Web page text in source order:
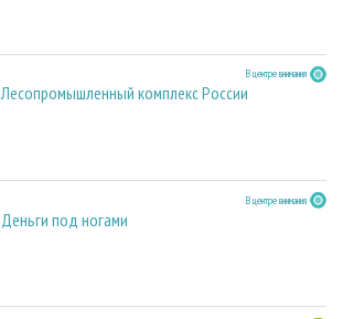
В центре внимания
Лесопромышленный комплекс России
В центре внимания
Деньги под ногами